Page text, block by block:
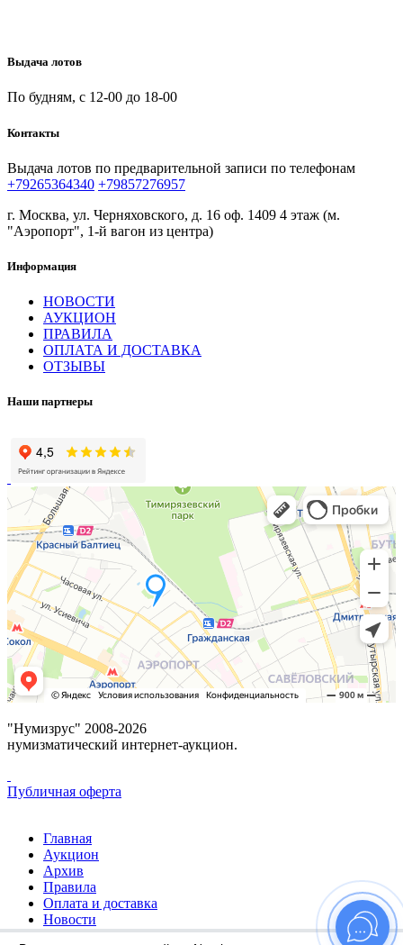
Выдача лотов
По будням, с 12-00 до 18-00
Контакты
Выдача лотов по предварительной записи по телефонам
+79265364340 +79857276957
г. Москва, ул. Черняховского, д. 16 оф. 1409 4 этаж (м.
"Аэропорт", 1-й вагон из центра)
Информация
НОВОСТИ
АУКЦИОН
ПРАВИЛА
ОПЛАТА И ДОСТАВКА
ОТЗЫВЫ
Наши партнеры
"Нумизрус" 2008-2026
нумизматический интернет-аукцион.
Публичная оферта
Главная
Аукцион
Архив
Правила
Оплата и доставка
Новости
Избранное